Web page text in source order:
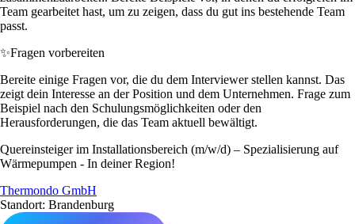
Team gearbeitet hast, um zu zeigen, dass du gut ins bestehende Team
passt.
✨Fragen vorbereiten
Bereite einige Fragen vor, die du dem Interviewer stellen kannst. Das
zeigt dein Interesse an der Position und dem Unternehmen. Frage zum
Beispiel nach den Schulungsmöglichkeiten oder den
Herausforderungen, die das Team aktuell bewältigt.
Quereinsteiger im Installationsbereich (m/w/d) – Spezialisierung auf
Wärmepumpen - In deiner Region!
Thermondo GmbH
Standort: Brandenburg